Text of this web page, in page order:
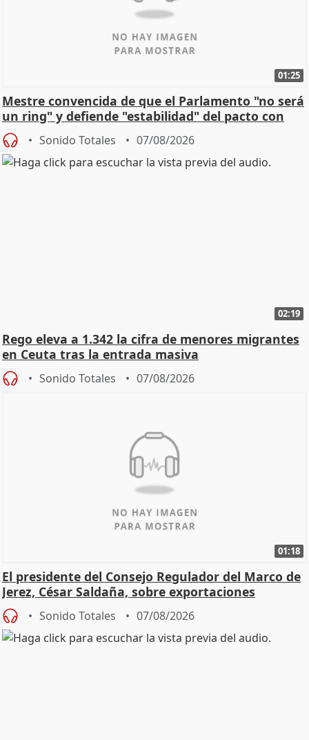
01:25
Mestre convencida de que el Parlamento "no será
un ring" y defiende "estabilidad" del pacto con
Vox
Sonido Totales 07/08/2026
02:19
Rego eleva a 1.342 la cifra de menores migrantes
en Ceuta tras la entrada masiva
Sonido Totales 07/08/2026
01:18
El presidente del Consejo Regulador del Marco de
Jerez, César Saldaña, sobre exportaciones
Sonido Totales 07/08/2026